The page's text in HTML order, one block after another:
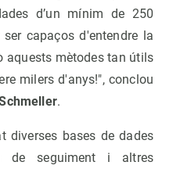
d’un mínim de 250
capaços d'entendre la
aquests mètodes tan útils
milers d'anys!", conclou
.
diverses bases de dades
de seguiment i altres